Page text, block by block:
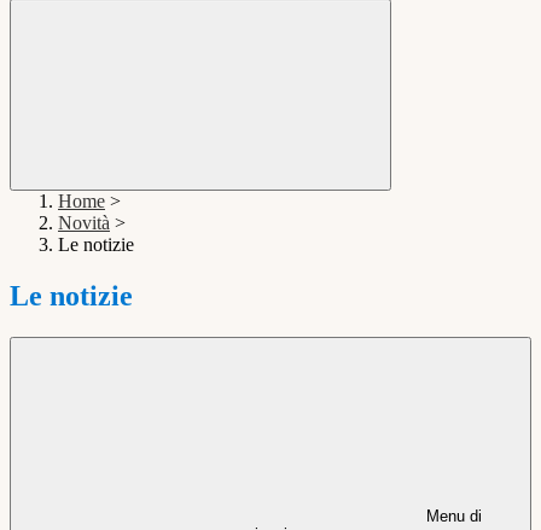
Home >
Novità >
Le notizie
Le notizie
Menu di